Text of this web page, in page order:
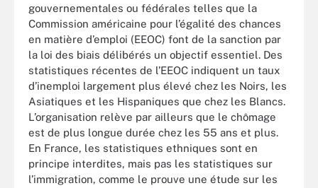
gouvernementales ou fédérales telles que la
Commission américaine pour l’égalité des chances
en matière d’emploi (EEOC) font de la sanction par
la loi des biais délibérés un objectif essentiel. Des
statistiques récentes de l’EEOC indiquent un taux
d’inemploi largement plus élevé chez les Noirs, les
Asiatiques et les Hispaniques que chez les Blancs.
L’organisation relève par ailleurs que le chômage
est de plus longue durée chez les 55 ans et plus.
En France, les statistiques ethniques sont en
principe interdites, mais pas les statistiques sur
l’immigration, comme le prouve une étude sur les